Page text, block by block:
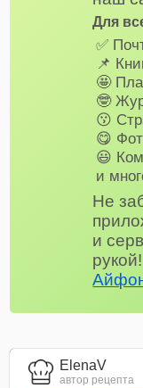
Для
✅
📌
🤩
🤓
😗
😋
😃
и
Не
и
рукой!
ElenaV
автор рецепта